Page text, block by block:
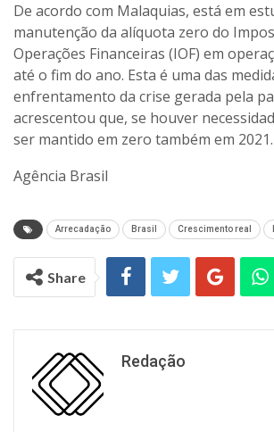
De acordo com Malaquias, está em
manutenção da alíquota zero do
Operações Financeiras (IOF) em
até o fim do ano. Esta é uma das
enfrentamento da crise gerada pela
acrescentou que, se houver
ser mantido em zero também em 2021.
Agência Brasil
Arrecadação Brasil Crescimento real
Share
Redação